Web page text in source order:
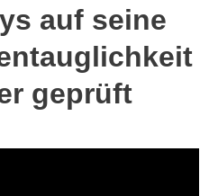
auf seine
geprüft